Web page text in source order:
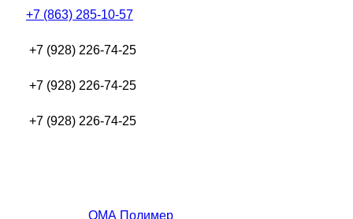
+7 (863) 285-10-57
+7 (928) 226-74-25
+7 (928) 226-74-25
+7 (928) 226-74-25
ОМА Полимер